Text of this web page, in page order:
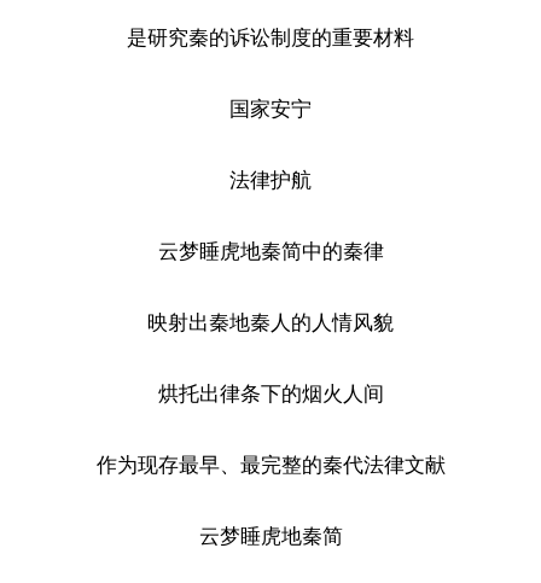
是研究秦的诉讼制度的重要材料
国家安宁
法律护航
云梦睡虎地秦简中的秦律
映射出秦地秦人的人情风貌
烘托出律条下的烟火人间
作为现存最早、最完整的秦代法律文献
云梦睡虎地秦简